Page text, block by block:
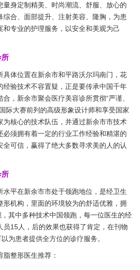
量身定制精美、时尚潮流、舒服、放心的
综合、面部提升、注射美容、隆胸，为患
和专业的护理服务，以安全和美观为己
所
具体位置在新余市和平路沃尔玛南门，花
经验技术不容置疑，正是要传承中国千年
，新余市聚会医疗美容诊所贯彻“严谨、
际大赛前列的高级形象设计师和享受国家
为核心的技术队伍，并通过新余市市技术
必须拥有着一定的行业工作经验和精湛的
全可信，赢得了绝大多数寻求美的人的认
所
水平在新余市市处于领跑地位，是经卫生
形机构，里面的环境较为的舒适优雅，拥
其中多种技术中国领跑，每一位医生的经
员15人，后的效果也获得了肯定，在刊物
为患者提供全方位的诊疗服务。
整形医生推荐：